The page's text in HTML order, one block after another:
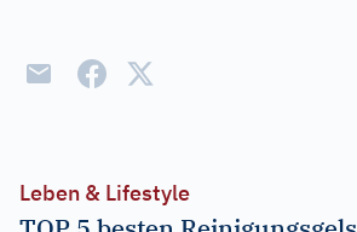
Leben & Lifestyle